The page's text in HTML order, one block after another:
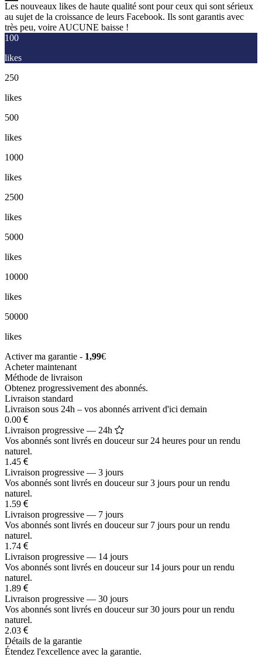
Les nouveaux likes de haute qualité sont pour ceux qui sont sérieux
au sujet de la croissance de leurs Facebook. Ils sont garantis avec
très peu, voire AUCUNE baisse !
100
likes
250
likes
500
likes
1000
likes
2500
likes
5000
likes
10000
likes
50000
likes
Activer ma garantie - 1,99€
Acheter maintenant
Méthode de livraison
Obtenez progressivement des abonnés.
Livraison standard
Livraison sous 24h – vos abonnés arrivent d'ici demain
0.00
Livraison progressive — 24h
Vos abonnés sont livrés en douceur sur 24 heures pour un rendu
naturel.
1.45
Livraison progressive — 3 jours
Vos abonnés sont livrés en douceur sur 3 jours pour un rendu
naturel.
1.59
Livraison progressive — 7 jours
Vos abonnés sont livrés en douceur sur 7 jours pour un rendu
naturel.
1.74
Livraison progressive — 14 jours
Vos abonnés sont livrés en douceur sur 14 jours pour un rendu
naturel.
1.89
Livraison progressive — 30 jours
Vos abonnés sont livrés en douceur sur 30 jours pour un rendu
naturel.
2.03
Détails de la garantie
Étendez l'excellence avec la garantie.